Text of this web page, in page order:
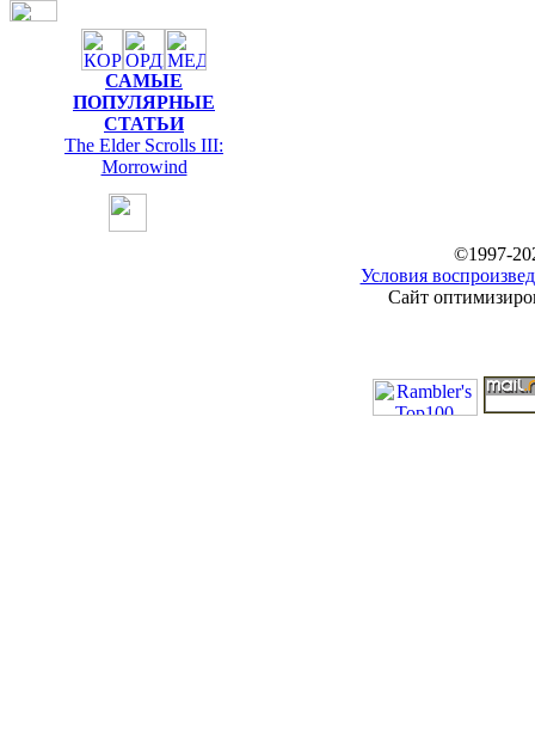
САМЫЕ
ПОПУЛЯРНЫЕ
СТАТЬИ
The Elder Scrolls III:
Morrowind
©1997-
Условия
Сайт